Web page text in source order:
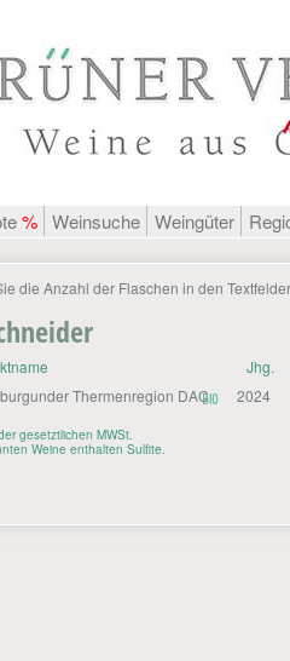
% Weinsuche Weingüter
die Anzahl der Flaschen in den
Jhg.
Thermenregion DAC 2024
gesetztlichen MWSt.
Weine enthalten Sulfite.